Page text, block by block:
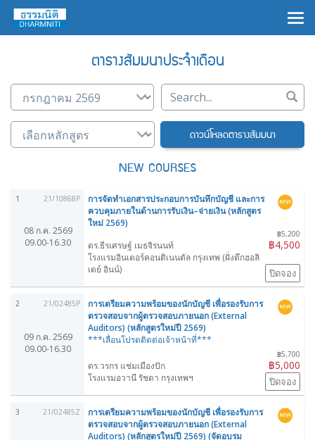
ตารางสัมมนาประจำเดือน
ดาวน์โหลดตารางสัมมนา
NEW COURSES
1 21/10868P
08 ก.ค. 2569
09.00-16.30
การจัดทำเอกสารประกอบการบันทึกบัญชี และการ
ควบคุมภายในด้านการรับเงิน–จ่ายเงิน (หลักสูตร
ใหม่ 2569)
฿5,200
฿4,500
ดร.ธีรเศรษฐ์ เมธจิรนนท์
โรงแรมอินเตอร์คอนติเนนตัล กรุงเทพ (ฝั่งตึกฮอลิ
เดย์ อินน์)
ปิดจอง
2 21/02485P
09 ก.ค. 2569
09.00-16.30
การเตรียมความพร้อมของนักบัญชี เพื่อรองรับการ
ตรวจสอบจากผู้ตรวจสอบภายนอก (External
Auditors) (หลักสูตรใหม่ปี 2569)
***เลื่อนโปรดติดต่อเจ้าหน้าที่***
฿5,700
฿5,000
ดร.วรกร แช่มเมืองปัก
โรงแรมอวานี รัชดา กรุงเทพฯ
ปิดจอง
3 21/02485Z
การเตรียมความพร้อมของนักบัญชี เพื่อรองรับการ
ตรวจสอบจากผู้ตรวจสอบภายนอก (External
Auditors) (หลักสูตรใหม่ปี 2569) (จัดอบรม
×